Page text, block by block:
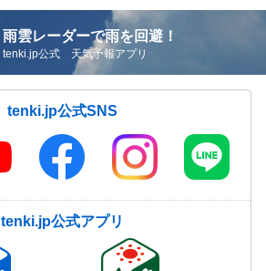
雨雲レーダーで雨を回避！
tenki.jp公式 天気予報アプリ
tenki.jp公式SNS
tenki.jp公式アプリ